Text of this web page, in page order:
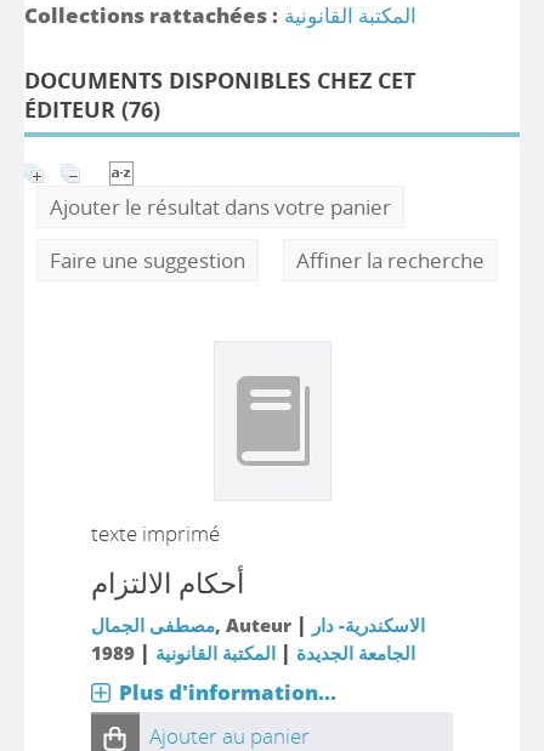
Collections rattachées : المكتبة القانونية
DOCUMENTS DISPONIBLES CHEZ CET
ÉDITEUR (76)
Ajouter le résultat dans votre panier
Faire une suggestion
Affiner la recherche
texte imprimé
أحكام الالتزام
مصطفى الجمال, Auteur | الاسكندرية- دار
الجامعة الجديدة |المكتبة القانونية |
1989
Plus d'information...
Ajouter au panier